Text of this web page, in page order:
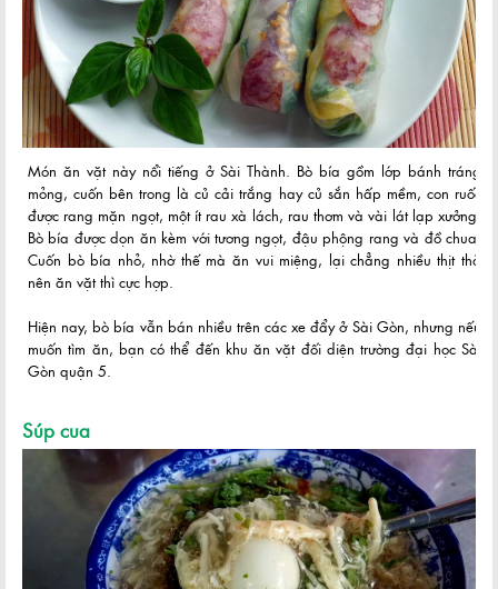
Món ăn vặt này nổi tiếng ở Sài Thành. Bò bía gồm lớp bánh tráng
mỏng, cuốn bên trong là củ cải trắng hay củ sắn hấp mềm, con ruốc
được rang mặn ngọt, một ít rau xà lách, rau thơm và vài lát lạp xưởng.
Bò bía được dọn ăn kèm với tương ngọt, đậu phộng rang và đồ chua.
Cuốn bò bía nhỏ, nhờ thế mà ăn vui miệng, lại chẳng nhiều thịt thà
nên ăn vặt thì cực hợp.
Hiện nay, bò bía vẫn bán nhiều trên các xe đẩy ở Sài Gòn, nhưng nếu
muốn tìm ăn, bạn có thể đến khu ăn vặt đối diện trường đại học Sài
Gòn quận 5.
Súp cua